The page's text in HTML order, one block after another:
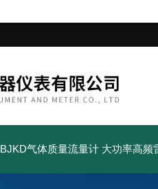
BJKD气体质量流量计 大功率高频